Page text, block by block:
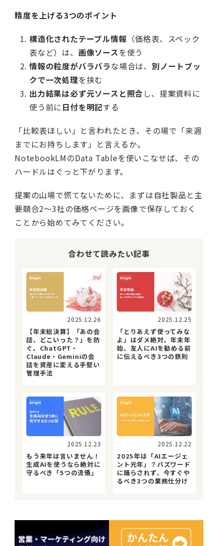
精度を上げる3つのポイント
構造化されたテーブル情報 （価格表、スペック
表など）は、 画像ソースを使う
情報の粒度がバラバラな場合は、別ノートブッ
クで一次処理を挟む
出力結果は必ず元ソースと照合し、提案資料に
使う前に日付を明記する
「比較表ほしい」と言われたとき、その場で「来週
までにお持ちします」と言えるか。
NotebookLMのData Tableを使いこなせば、その
ハードルはぐっと下がります。
提案の山場で慌てないために、まずは自社製品と主
要競合2〜3社の価格ページを画像で保存しておく
ことから始めてみてください。
合わせて読みたい記事
2025.12.26
【年末総決算】「あの会
話、どこいった？」を防
ぐ。ChatGPT・
Claude・Geminiの会
話を資産に変える手堅い
管理手法
2025.12.25
「とりあえず使ってみな
よ」はダメ絶対。年末年
始、友人にAIを勧める前
に伝えるべき3つの鉄則
2025.12.23
もう来年は言いません！
生成AIを使うなら絶対に
守るべき「5つの流儀」
2025.12.22
2025年は「AIエージェ
ント元年」？バズワード
に踊らされず、今すぐや
るべき3つの業務仕分け